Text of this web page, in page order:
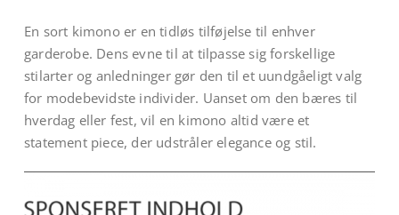
En sort kimono er en tidløs tilføjelse til enhver
garderobe. Dens evne til at tilpasse sig forskellige
stilarter og anledninger gør den til et uundgåeligt valg
for modebevidste individer. Uanset om den bæres til
hverdag eller fest, vil en kimono altid være et
statement piece, der udstråler elegance og stil.